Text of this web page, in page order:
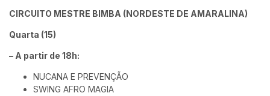
CIRCUITO MESTRE BIMBA (NORDESTE DE AMARALINA)
Quarta (15)
– A partir de 18h:
NUCANA E PREVENÇÃO
SWING AFRO MAGIA